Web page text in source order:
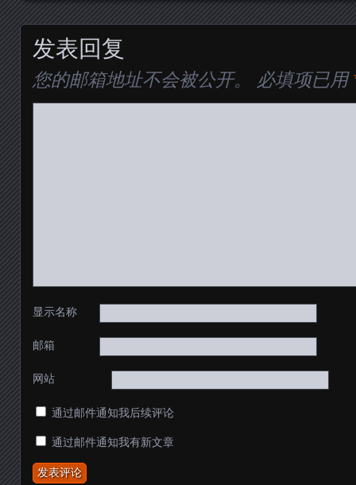
发表回复
您的邮箱地址不会被公开。 必填项已用
显示名称
邮箱
网站
通过邮件通知我后续评论
通过邮件通知我有新文章